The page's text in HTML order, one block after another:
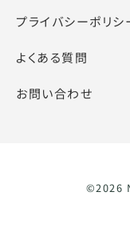
プライバシーポリシ
よくある質問
お問い合わせ
©2026